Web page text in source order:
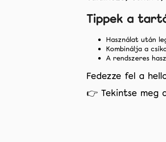
Tippek a
Használat után
Kombinálja a
A rendszeres
Fedezze fel a
👉 Tekintse meg